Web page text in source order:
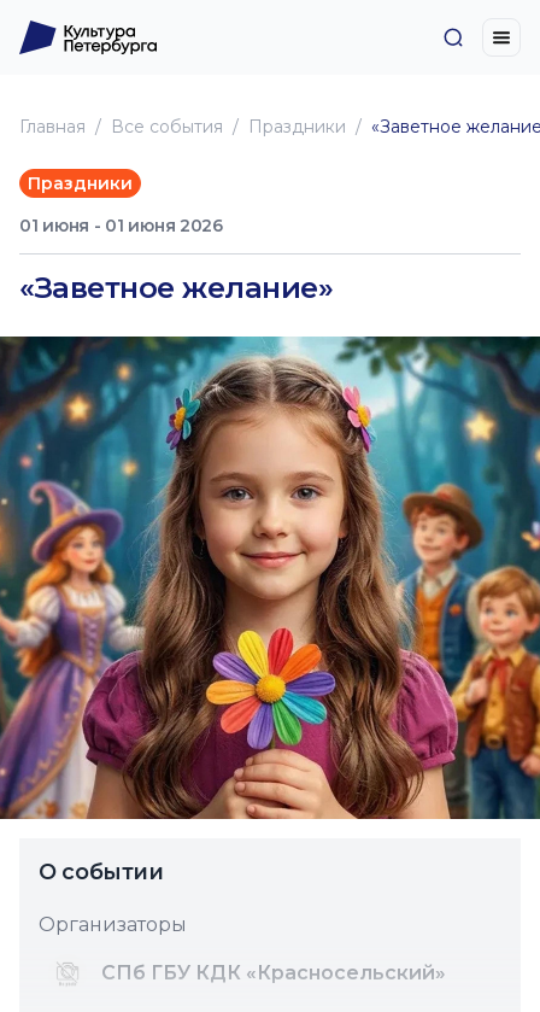
Главная Все события Праздники «Заветное
Праздники
01 июня - 01 июня 2026
«Заветное желание»
О событии
Организаторы
СПб ГБУ КДК «Красносельский»